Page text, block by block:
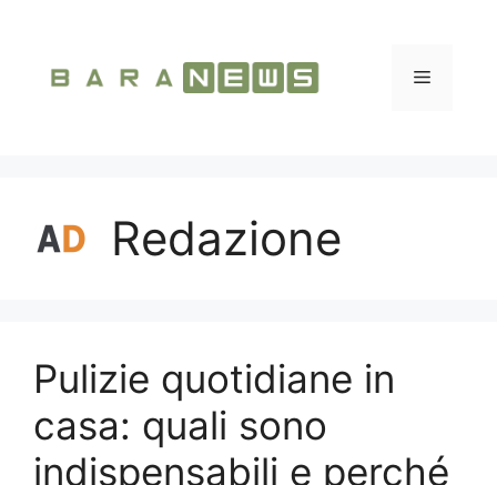
contenuto
Menu
Redazione
Pulizie quotidiane in
casa: quali sono
indispensabili e perché